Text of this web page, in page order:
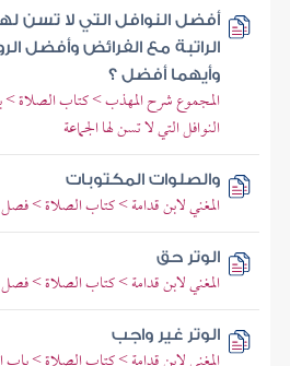
أفضل النوافل التي لا تسن
الراتبة مع الفرائض وأفضل
وأيهما أفضل ؟
المجموع شرح المهذب > كتاب الصلاة
النوافل التي لا تسن لها الجماعة
والصلوات المكتوبات
المغني لابن قدامة > كتاب الصلاة >
الوتر حق
المغني لابن قدامة > كتاب الصلاة >
الوتر غير واجب